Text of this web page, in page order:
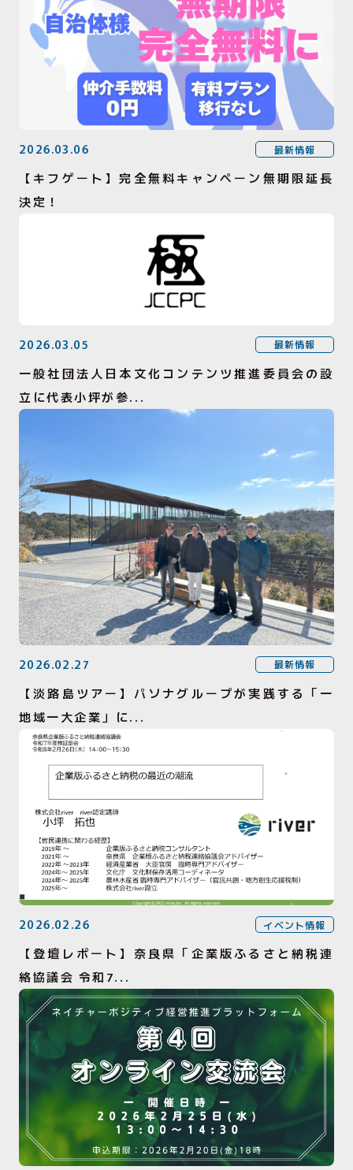
2026.03.06 最新情報
【キフゲート】完全無料キャンペーン無期限延長
決定！
2026.03.05 最新情報
一般社団法人日本文化コンテンツ推進委員会の設
立に代表小坪が参...
2026.02.27 最新情報
【淡路島ツアー】パソナグループが実践する「一
地域一大企業」に...
2026.02.26 イベント情報
【登壇レポート】奈良県「企業版ふるさと納税連
絡協議会 令和7...